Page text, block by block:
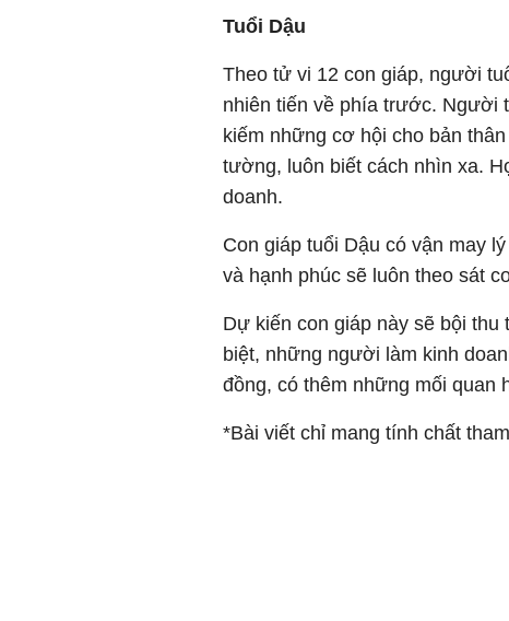
Tuổi Dậu
Theo tử vi 12 con giáp, người
nhiên tiến về phía trước. Người
kiếm những cơ hội cho bản
tường, luôn biết cách nhìn xa.
doanh.
Con giáp tuổi Dậu có vận may
và hạnh phúc sẽ luôn theo sát
Dự kiến con giáp này sẽ bội
biệt, những người làm kinh
đồng, có thêm những mối quan
*Bài viết chỉ mang tính chất